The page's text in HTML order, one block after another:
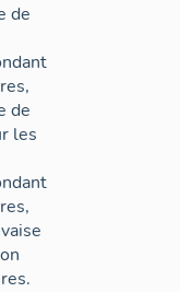
de
de
les